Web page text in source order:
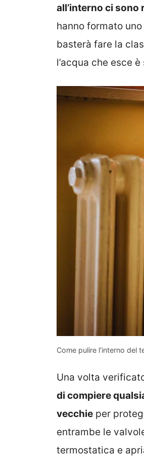
all’interno ci
hanno formato
basterà fare la
l’acqua che esce
Come pulire l’interno del
Una volta
di compiere
vecchie per
entrambe le
termostatica e